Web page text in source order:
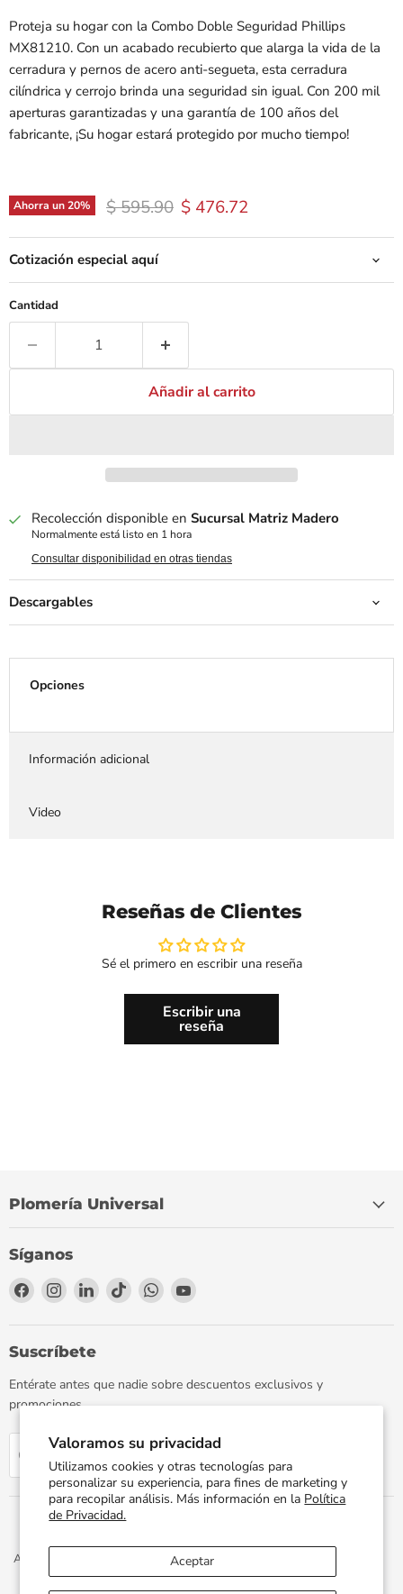
Valoramos su privacidad
Utilizamos cookies y otras tecnologías para
personalizar su experiencia, para fines de marketing y
para recopilar análisis. Más información en la Política
de Privacidad.
Aceptar
Proteja su hogar con la Combo Doble Seguridad Phillips
MX81210. Con un acabado recubierto que alarga la vida de la
cerradura y pernos de acero anti-segueta, esta cerradura
cilíndrica y cerrojo brinda una seguridad sin igual. Con 200 mil
aperturas garantizadas y una garantía de 100 años del
fabricante, ¡Su hogar estará protegido por mucho tiempo!
Ahorra un20% Precio original
$ 595.90 Precio actual
$ 476.72
Cotización especial aquí
Cantidad
Añadir al carrito
Recolección disponible en Sucursal Matriz Madero
Normalmente está listo en 1 hora
Consultar disponibilidad en otras tiendas
Descargables
Opciones
Información adicional
Video
Reseñas de Clientes
Sé el primero en escribir una reseña
Escribir una
reseña
Plomería Universal
Síganos
Encuéntrenos
Facebook
Encuéntrenos
Instagram
Encuéntrenos
LinkedIn
Encuéntrenos
TikTok
Encuéntrenos
WhatsApp
Encuéntrenos
YouTube
Suscríbete
Entérate antes que nadie sobre descuentos exclusivos y
promociones.
Correo electrónico
Aviso de Privacidad Términos y Condiciones
Facturación Electrónica
Preguntas Frecuentes